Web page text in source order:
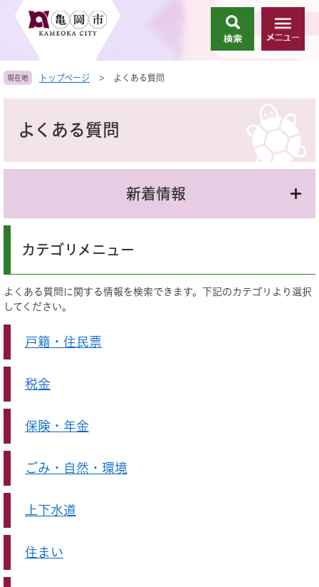
頭
で
飛
ば
へ
索
メ
ニ
現在地 トップページ > よくある質問
よくある質問
新着情報
カテゴリメニュー
よくある質問に関する情報を検索できます。下記のカテゴリより選択
してください。
戸籍・住民票
税金
保険・年金
ごみ・自然・環境
上下水道
住まい